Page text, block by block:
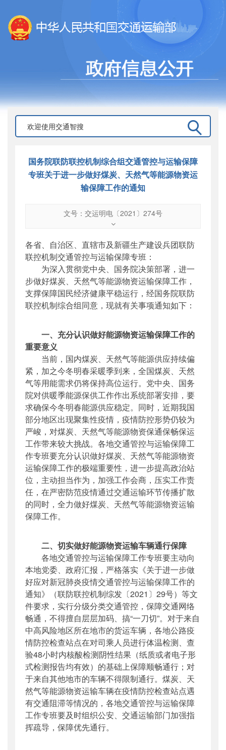
国务院联防联控机制综合组交通管控与运输保障
专班关于进一步做好煤炭、天然气等能源物资运
输保障工作的通知
文号：交运明电〔2021〕274号
交运明电〔2021〕274号
公开日期：2021年10月28日
主题词：
物资运输;运输保障
机构分类
：运输服务司
主题分类：应急管理
公文类型：部明电或部办公厅明电
各省、自治区、直辖市及新疆生产建设兵团联防
联控机制交通管控与运输保障专班：
为深入贯彻党中央、国务院决策部署，进一
步做好煤炭、天然气等能源物资运输保障工作，
支撑保障国民经济健康平稳运行，经国务院联防
联控机制综合组同意，现就有关事项通知如下：
一、充分认识做好能源物资运输保障工作的
重要意义
当前，国内煤炭、天然气等能源供应持续偏
紧，加之今冬明春采暖季到来，全国煤炭、天然
气等用能需求仍将保持高位运行。党中央、国务
院对供暖季能源保供工作作出系统部署安排，要
求确保今冬明春能源供应稳定。同时，近期我国
部分地区出现聚集性疫情，疫情防控形势仍较为
严峻，对煤炭、天然气等能源物资保通保畅保运
工作带来较大挑战。各地交通管控与运输保障工
作专班要充分认识做好煤炭、天然气等能源物资
运输保障工作的极端重要性，进一步提高政治站
位，主动担当作为，加强工作会商，压实工作责
任，在严密防范疫情通过交通运输环节传播扩散
的同时，全力做好煤炭、天然气等能源物资运输
保障工作。
二、切实做好能源物资运输车辆通行保障
各地交通管控与运输保障工作专班要主动向
本地党委、政府汇报，严格落实《关于进一步做
好应对新冠肺炎疫情交通管控与运输保障工作的
通知》（联防联控机制综发〔2021〕29号）等文
件要求，实行分级分类交通管控，保障交通网络
畅通，不得擅自层层加码、搞“一刀切”。对于来自
中高风险地区所在地市的货运车辆，各地公路疫
情防控检查站点在对司乘人员进行体温检测、查
验48小时内核酸检测阴性结果（纸质或者电子形
式检测报告均有效）的基础上保障顺畅通行；对
于来自其他地市的车辆不得限制通行。煤炭、天
然气等能源物资运输车辆在疫情防控检查站点遇
有交通阻滞等情况的，各地交通管控与运输保障
工作专班要及时组织公安、交通运输部门加强指
挥疏导，保障优先通行。